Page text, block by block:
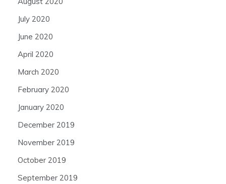
July 2020
June 2020
April 2020
March 2020
February 2020
January 2020
December 2019
November 2019
October 2019
September 2019